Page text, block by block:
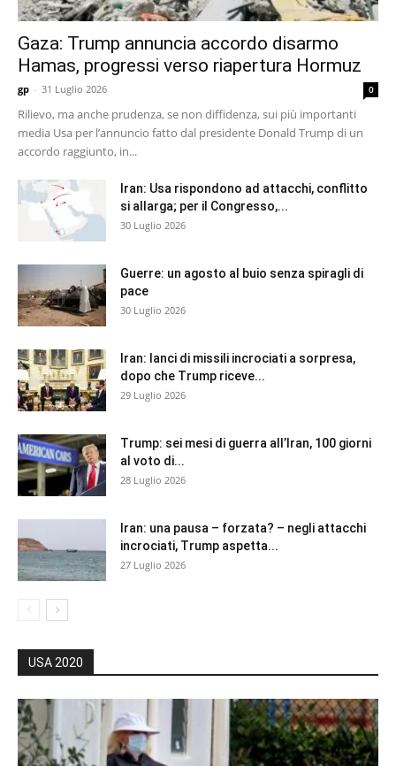
Gaza: Trump annuncia accordo disarmo
Hamas, progressi verso riapertura Hormuz
gp - 31 Luglio 2026 0
Rilievo, ma anche prudenza, se non diffidenza, sui più importanti
media Usa per l’annuncio fatto dal presidente Donald Trump di un
accordo raggiunto, in...
Iran: Usa rispondono ad attacchi, conflitto
si allarga; per il Congresso,...
30 Luglio 2026
Guerre: un agosto al buio senza spiragli di
pace
30 Luglio 2026
Iran: lanci di missili incrociati a sorpresa,
dopo che Trump riceve...
29 Luglio 2026
Trump: sei mesi di guerra all’Iran, 100 giorni
al voto di...
28 Luglio 2026
Iran: una pausa – forzata? – negli attacchi
incrociati, Trump aspetta...
27 Luglio 2026
USA 2020